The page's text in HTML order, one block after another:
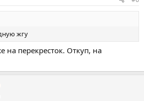
жгу
на перекресток. Откуп, на